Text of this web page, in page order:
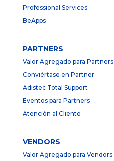
Professional Services
BeApps
PARTNERS
Valor Agregado para Partners
Conviértase en Partner
Adistec Total Support
Eventos para Partners
Atención al Cliente
VENDORS
Valor Agregado para Vendors